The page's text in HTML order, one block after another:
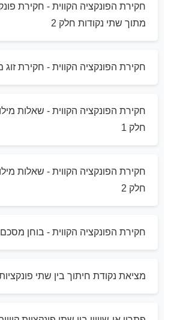
חקירת הפונקציה הקווית - חקירת
מתוך שתי נקודות חלק 2
חקירת הפונקציה הקווית - חקירת זוג
חקירת הפונקציה הקווית - שאלות
חלק 1
חקירת הפונקציה הקווית - שאלות
חלק 2
חקירת הפונקציה הקווית - בוחן מסכם 1
מציאת נקודת חיתוך בין שתי פונקציות